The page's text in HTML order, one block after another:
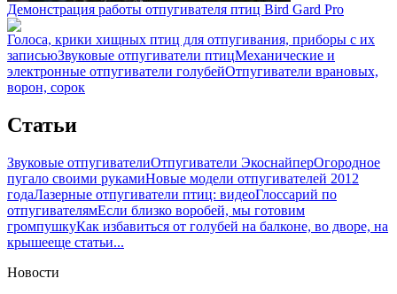
Демонстрация работы отпугивателя птиц Bird Gard Pro
Голоса, крики хищных птиц для отпугивания, приборы с их
записьюЗвуковые отпугиватели птицМеханические и
электронные отпугиватели голубейОтпугиватели врановых,
ворон, сорок
Статьи
Звуковые отпугивателиОтпугиватели ЭкоснайперОгородное
пугало своими рукамиНовые модели отпугивателей 2012
годаЛазерные отпугиватели птиц: видеоГлоссарий по
отпугивателямЕсли близко воробей, мы готовим
громпушкуКак избавиться от голубей на балконе, во дворе, на
крышееще статьи...
Новости